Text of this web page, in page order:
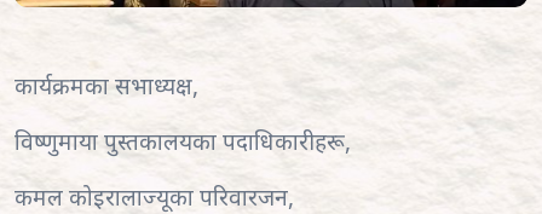
कार्यक्रमका सभाध्यक्ष,
विष्णुमाया पुस्तकालयका पदाधिकारीहरू,
कमल कोइरालाज्यूका परिवारजन,